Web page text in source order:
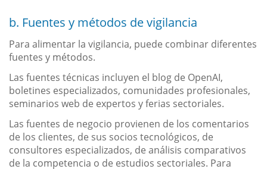
b. Fuentes y métodos de vigilancia
Para alimentar la vigilancia, puede combinar diferentes
fuentes y métodos.
Las fuentes técnicas incluyen el blog de OpenAI,
boletines especializados, comunidades profesionales,
seminarios web de expertos y ferias sectoriales.
Las fuentes de negocio provienen de los comentarios
de los clientes, de sus socios tecnológicos, de
consultores especializados, de análisis comparativos
de la competencia o de estudios sectoriales. Para